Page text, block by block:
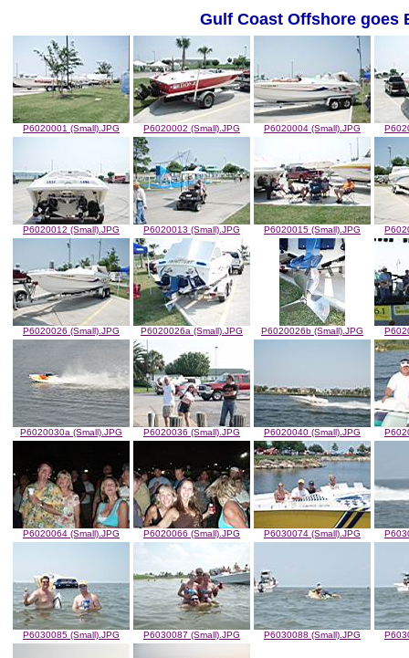
Gulf Coast Offshore goes
P6020001 (Small).JPG P6020002 (Small).JPG P6020004 (Small).JPG
P6020012 (Small).JPG P6020013 (Small).JPG P6020015 (Small).JPG
P6020026 (Small).JPG P6020026a (Small).JPG P6020026b (Small).JPG
P6020030a (Small).JPG P6020036 (Small).JPG P6020040 (Small).JPG
P6020064 (Small).JPG P6020066 (Small).JPG P6030074 (Small).JPG
P6030085 (Small).JPG P6030087 (Small).JPG P6030088 (Small).JPG